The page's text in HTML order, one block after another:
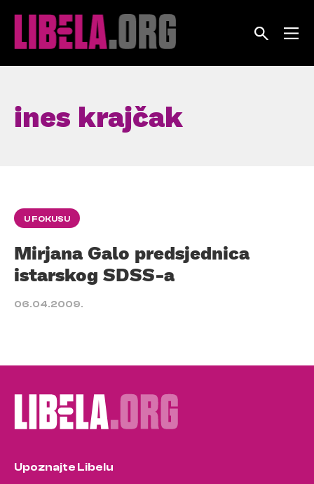
ines krajčak
U FOKUSU
Mirjana Galo predsjednica
istarskog SDSS-a
06.04.2009.
Upoznajte Libelu